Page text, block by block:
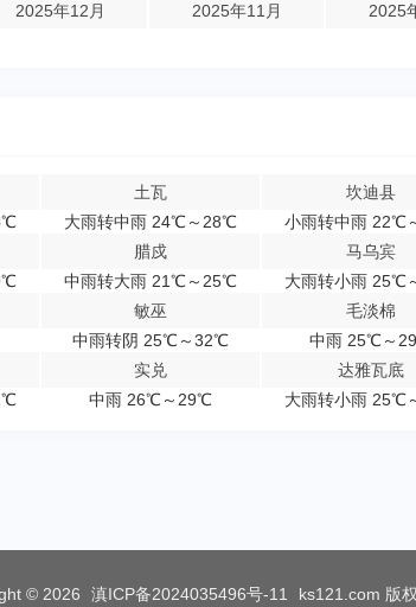
2025年12月 2025年11月 2025
土瓦
大雨转中雨 24℃～28℃
坎迪县
小雨转中雨 22℃
腊戍
中雨转大雨 21℃～25℃
马乌宾
大雨转小雨 25℃
敏巫
中雨转阴 25℃～32℃
毛淡棉
中雨 25℃～
实兑
中雨 26℃～29℃
达雅瓦底
大雨转小雨 25℃
© 2026 滇ICP备2024035496号-11 ks121.com 版